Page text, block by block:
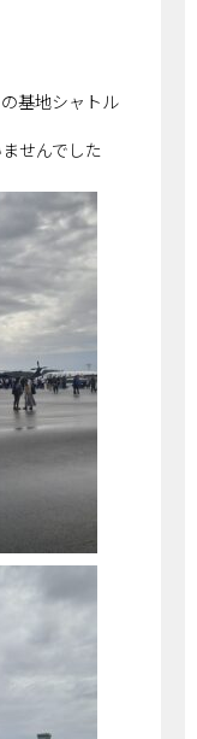
基地シャトル
せんでした